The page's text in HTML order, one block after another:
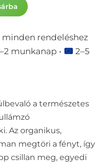
rendeléshez
munkanap •
2–5
a természetes
Az organikus,
megtöri a fényt, így
csillan meg, egyedi